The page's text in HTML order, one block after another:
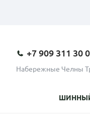
+7 909 311 30
Набережные Челны